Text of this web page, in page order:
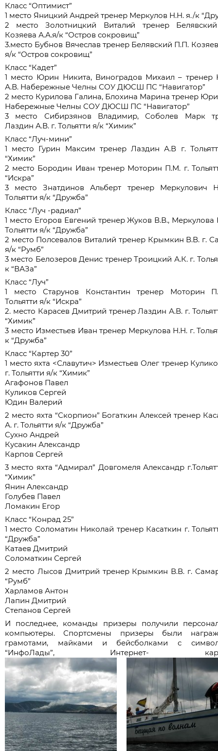
Класс “Оптимист”
1 место Яницкий Андрей тренер Меркулов Н.Н. я./к
2 место Золотницкий Виталий тренер
Козяева А.А.я/к “Остров сокровищ”
3.место Бубнов Вячеслав тренер Белявский П.П.
я/к “Остров сокровищ”
Класс “Кадет”
1 место Юрин Никита, Виноградов Михаил –
А.В. Набережные Челны СОУ ДЮСШ ПС “Навигатор”
2 место Курилова Галина, Блохина Марина тренер
Набережные Челны СОУ ДЮСШ ПС “Навигатор”
3 место Сибирзянов Владимир, Соболев Марк
Лаздин А.В. г. Тольятти я/к “Химик”
Класс “Луч-мини”
1 место Гурин Максим тренер Лаздин А.В г.
“Химик”
2 место Бородин Иван тренер Моторин П.М. г.
“Искра”
3 место Знатдинов Альберт тренер Меркулович
Тольятти я/к “Дружба”
Класс “Луч -радиал”
1 место Егоров Евгений тренер Жуков В.В., Меркулова
Тольятти я/к “Дружба”
2 место Полсевалов Виталий тренер Крымкин В.В. г.
я/к “Румб”
3 место Белозеров Денис тренер Троицкий А.К. г.
к “ВАЗа”
Класс “Луч”
1 место Старунов Константин тренер Моторин
Тольятти я/к “Искра”
2. место Карасев Дмитрий тренер Лаздин А.В. г.
“Химик”
3 место Изместьев Иван тренер Меркулова Н.Н. г.
к “Дружба”
Класс “Картер 30”
1 место яхта <Славутич> Изместьев Олег тренер
г. Тольятти я/к “Химик”
Агафонов Павел
Куликов Сергей
Юдин Валерий
2 место яхта “Скорпион” Богаткин Алексей тренер
А. г. Тольятти я/к “Дружба”
Сухно Андрей
Кусакин Александр
Карпов Сергей
3 место яхта “Адмирал” Довгомеля Александр
“Химик”
Янин Александр
Голубев Павел
Ломакин Егор
Класс “Конрад 25”
1 место Соломатин Николай тренер Касаткин г.
“Дружба”
Катаев Дмитрий
Соломаткин Сергей
2 место Лысов Дмитрий тренер Крымкин В.В. г.
“Румб”
Харламов Антон
Лапин Дмитрий
Степанов Сергей
И последнее, команды призеры получили
компьютеры. Спортсмены призеры были
грамотами, майками и бейсболками с
“ИнфоЛады”, Интернет-